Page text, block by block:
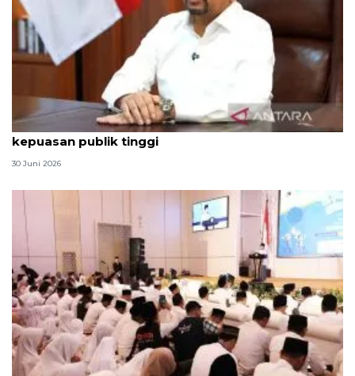
Qodari: Pemerintah tak puas diri meski tingkat
kepuasan publik tinggi
30 Juni 2026